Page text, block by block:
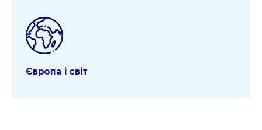
Європа і світ